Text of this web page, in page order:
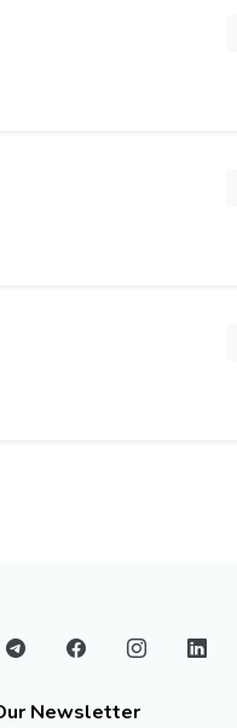
Newsletter